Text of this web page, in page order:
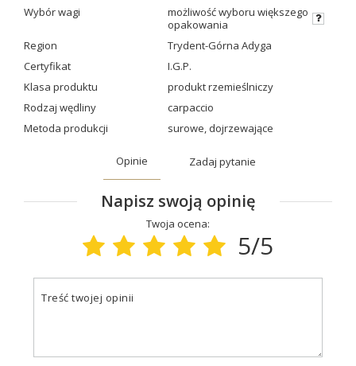
Wybór wagi
możliwość wyboru większego
opakowania
Region
Trydent-Górna Adyga
Certyfikat
I.G.P.
Klasa produktu
produkt rzemieślniczy
Rodzaj wędliny
carpaccio
Metoda produkcji
surowe, dojrzewające
Opinie Zadaj pytanie
Napisz swoją opinię
Twoja ocena:
5/5
Treść twojej opinii